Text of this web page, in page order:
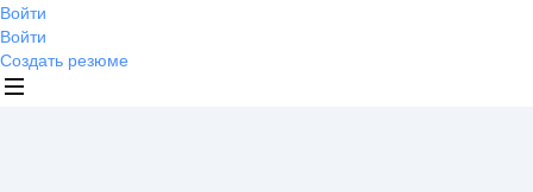
Войти
Войти
Создать резюме